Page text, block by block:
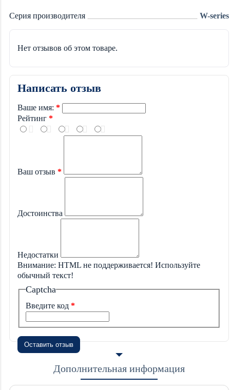
Серия производителя W-series
Нет отзывов об этом товаре.
Написать отзыв
Ваше имя:
Рейтинг
Ваш отзыв
Достоинства
Недостатки
Внимание: HTML не поддерживается! Используйте
обычный текст!
Captcha
Введите код
Оставить отзыв
Дополнительная информация